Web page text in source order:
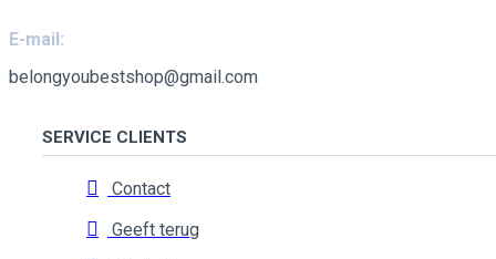
E-mail:
belongyoubestshop@gmail.com
SERVICE CLIENTS
Contact
Geeft terug